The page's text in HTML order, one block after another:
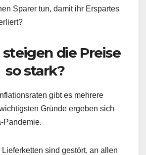
Sparer tun, damit ihr Erspartes
die Preise
so stark?
gibt es mehrere
Gründe ergeben sich
Pandemie.
Lieferketten sind gestört, an allen